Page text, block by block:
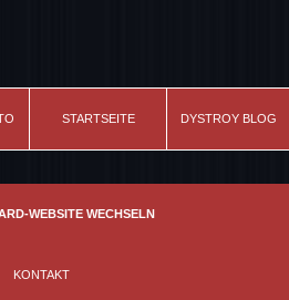
STARTSEITE DYSTROY BLOG
WEBSITE WECHSELN
KONTAKT